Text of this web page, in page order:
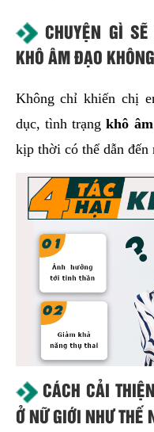
CHUYỆN GÌ SẼ
KHÔ ÂM ĐẠO
Không chỉ khiến chị
dục, tình trạng khô
kịp thời có thể dẫn
CÁCH CẢI
Ở NỮ GIỚI NHƯ THẾ